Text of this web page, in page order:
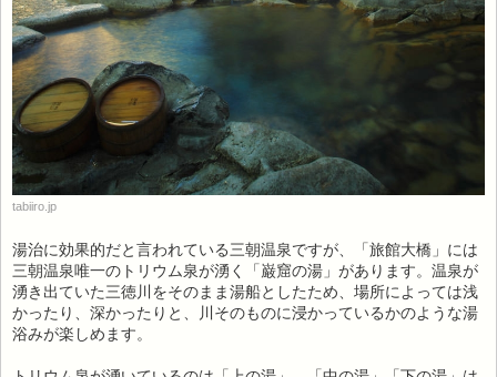
tabiiro.jp
湯治に効果的だと言われている三朝温泉ですが、「旅館大橋」には
三朝温泉唯一のトリウム泉が湧く「巌窟の湯」があります。温泉が
湧き出ていた三徳川をそのまま湯船としたため、場所によっては浅
かったり、深かったりと、川そのものに浸かっているかのような湯
浴みが楽しめます。